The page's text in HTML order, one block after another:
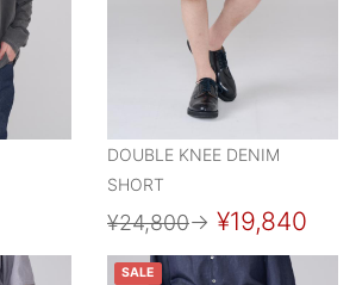
DOUBLE KNEE DENIM
SHORT
¥24,800→ ¥19,840
SALE